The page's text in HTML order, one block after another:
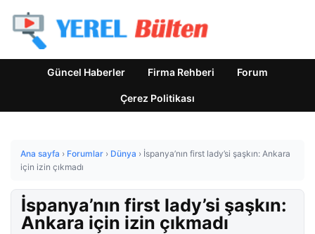
Güncel Haberler Firma Rehberi Forum
Çerez Politikası
Ana sayfa › Forumlar › Dünya › İspanya’nın first lady’si şaşkın: Ankara
için izin çıkmadı
İspanya’nın first lady’si şaşkın:
Ankara için izin çıkmadı